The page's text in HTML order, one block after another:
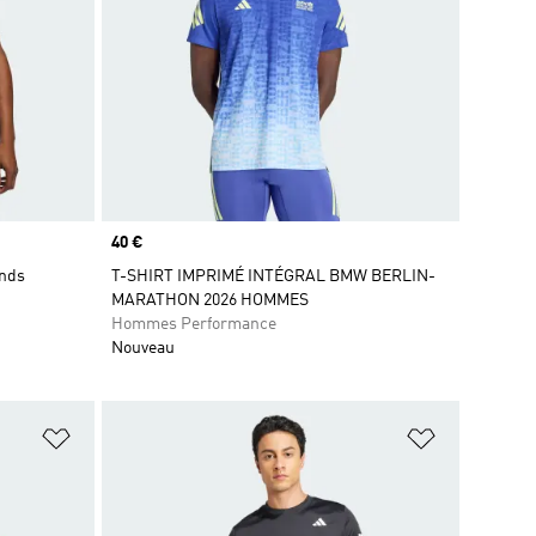
Prix
40 €
T-SHIRT IMPRIMÉ INTÉGRAL BMW BERLIN-
MARATHON 2026 HOMMES
Hommes Performance
Nouveau
Ajouter à la Liste de produits favoris